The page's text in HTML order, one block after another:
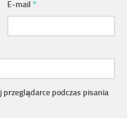
E-mail *
podczas pisania